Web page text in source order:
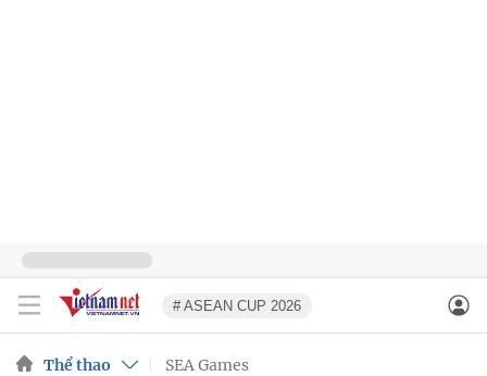
# ASEAN CUP 2026
Thể thao SEA Games